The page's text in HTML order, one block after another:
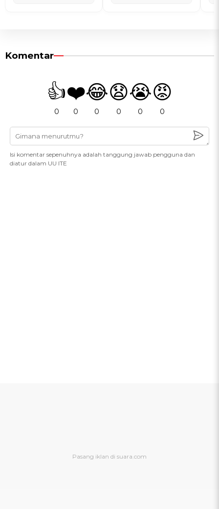
Komentar
👍
0
❤️
0
😂
0
😧
0
😭
0
😡
0
Isi komentar sepenuhnya adalah tanggung jawab pengguna dan
diatur dalam UU ITE